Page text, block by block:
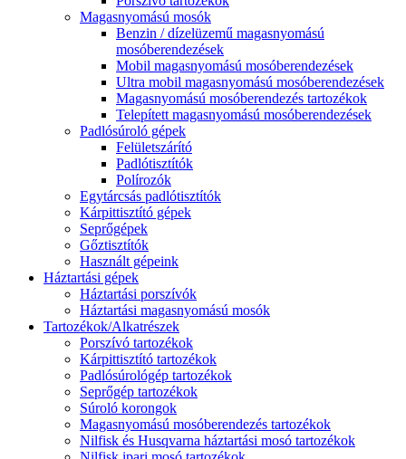
Magasnyomású mosók
Benzin / dízelüzemű magasnyomású
mosóberendezések
Mobil magasnyomású mosóberendezések
Ultra mobil magasnyomású mosóberendezések
Magasnyomású mosóberendezés tartozékok
Telepített magasnyomású mosóberendezések
Padlósúroló gépek
Felületszárító
Padlótisztítók
Polírozók
Egytárcsás padlótisztítók
Kárpittisztító gépek
Seprőgépek
Gőztisztítók
Használt gépeink
Háztartási gépek
Háztartási porszívók
Háztartási magasnyomású mosók
Tartozékok/Alkatrészek
Porszívó tartozékok
Kárpittisztító tartozékok
Padlósúrológép tartozékok
Seprőgép tartozékok
Súroló korongok
Magasnyomású mosóberendezés tartozékok
Nilfisk és Husqvarna háztartási mosó tartozékok